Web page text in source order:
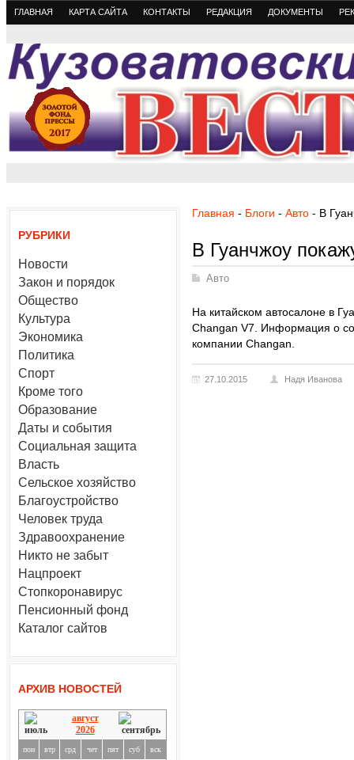
ГЛАВНАЯ КАРТА САЙТА КОНТАКТЫ РЕДАКЦИЯ ДОКУМЕНТЫ
РУБРИКИ
Новости
Закон и порядок
Общество
Культура
Экономика
Политика
Спорт
Кроме того
Образование
Даты и события
Социальная защита
Власть
Сельское хозяйство
Благоустройство
Человек труда
Здравоохранение
Никто не забыт
Нацпроект
Стопкоронавирус
Пенсионный фонд
Каталог сайтов
АРХИВ НОВОСТЕЙ
август
2026
пон втр срд чет пят суб вск
Главная - Блоги - Авто - В
В Гуанчжоу
Авто
На китайском автосалоне в
Changan V7. Информация о
компании Changan.
27.10.2015 Надя Иванова